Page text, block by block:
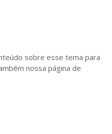
sobre esse tema para
nossa página de